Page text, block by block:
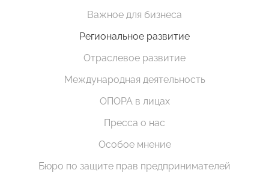
Важное для бизнеса
Региональное развитие
Отраслевое развитие
Международная деятельность
ОПОРА в лицах
Пресса о нас
Особое мнение
Бюро по защите прав предпринимателей